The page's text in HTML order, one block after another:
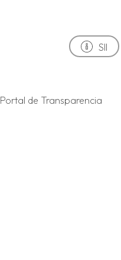
SII
Portal de Transparencia